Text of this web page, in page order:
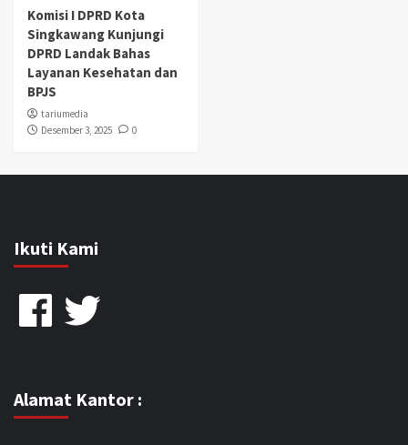
Komisi I DPRD Kota
Singkawang Kunjungi
DPRD Landak Bahas
Layanan Kesehatan dan
BPJS
tariumedia
Desember 3, 2025
0
Ikuti Kami
FacebookTwitter
Alamat Kantor :